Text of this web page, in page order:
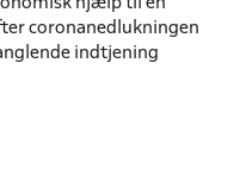
coronanedlukningen
indtjening